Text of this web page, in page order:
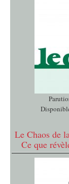
Le Chaos de
Ce que